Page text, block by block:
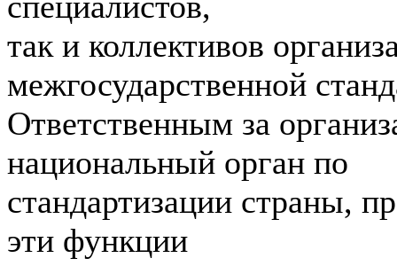
так и коллективов
межгосударственной
Ответственным за
национальный орган по
стандартизации страны,
эти функции